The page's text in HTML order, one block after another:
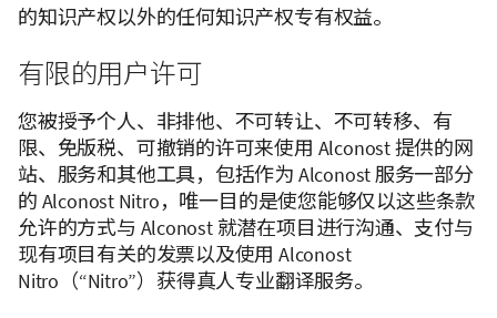
的知识产权以外的任何知识产权专有权益。
有限的用户许可
您被授予个人、非排他、不可转让、不可转移、有
限、免版税、可撤销的许可来使用 Alconost 提供的网
站、服务和其他工具，包括作为 Alconost 服务一部分
的 Alconost Nitro，唯一目的是使您能够仅以这些条款
允许的方式与 Alconost 就潜在项目进行沟通、支付与
现有项目有关的发票以及使用 Alconost
Nitro（“Nitro”）获得真人专业翻译服务。